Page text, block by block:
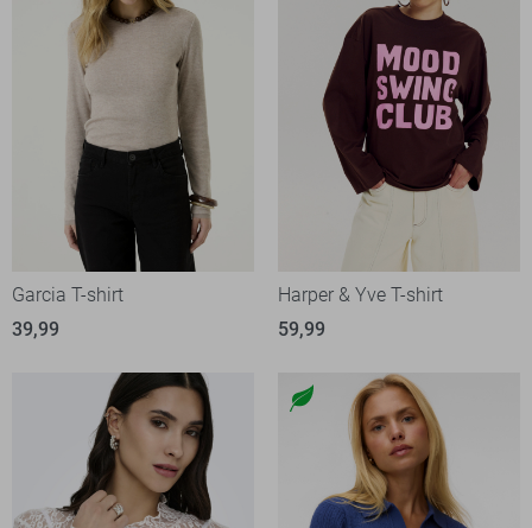
Garcia T-shirt
39,99
Harper & Yve T-shirt
59,99